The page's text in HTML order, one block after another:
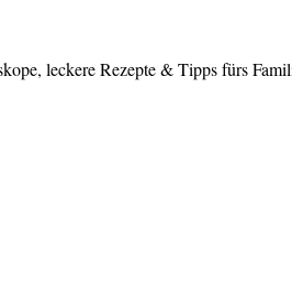
leckere Rezepte & Tipps fürs